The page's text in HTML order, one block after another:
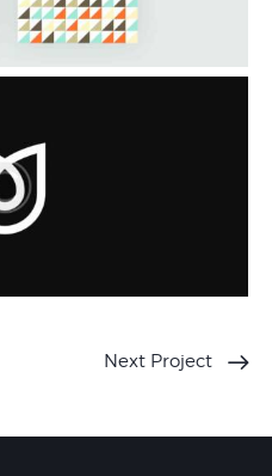
Next Project